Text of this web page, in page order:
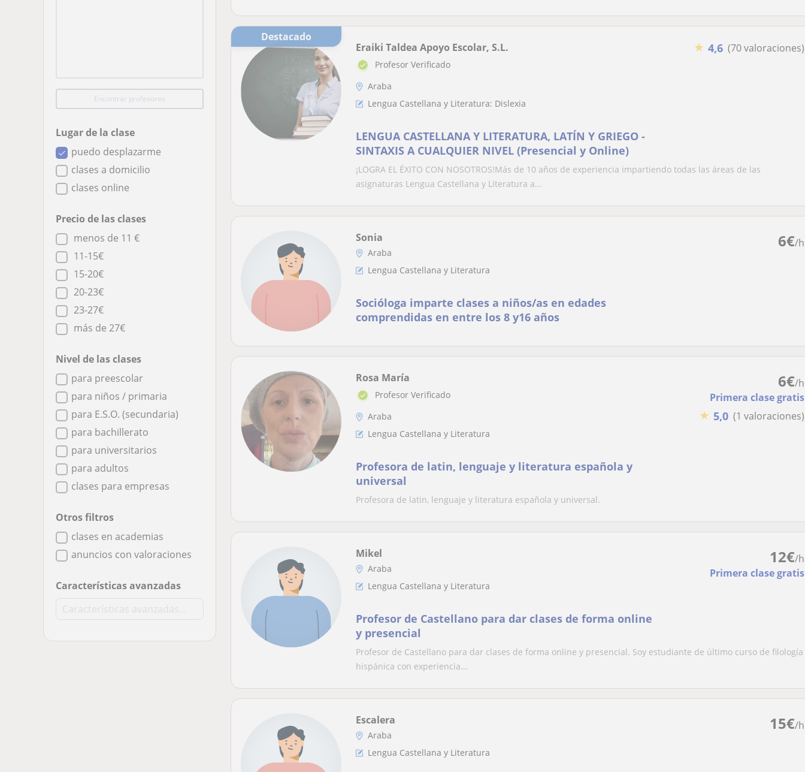
Encontrar profesores
Lugar de la clase
puedo desplazarme
clases a domicilio
clases online
Precio de las clases
menos de 11 €
11-15€
15-20€
20-23€
23-27€
más de 27€
Nivel de las clases
para preescolar
para niños / primaria
para E.S.O. (secundaria)
para bachillerato
para universitarios
para adultos
clases para empresas
Otros filtros
clases en academias
anuncios con valoraciones
Características avanzadas
Destacado
★ 4,6 (70 valoraciones)
Eraiki Taldea Apoyo Escolar, S.L.
Profesor Verificado
Araba
Lengua Castellana y Literatura: Dislexia
LENGUA CASTELLANA Y LITERATURA, LATÍN Y GRIEGO -
SINTAXIS A CUALQUIER NIVEL (Presencial y Online)
¡LOGRA EL ÉXITO CON NOSOTROS!Más de 10 años de experiencia impartiendo todas las áreas de las
asignaturas Lengua Castellana y Literatura a...
6€/h
Sonia
Araba
Lengua Castellana y Literatura
Socióloga imparte clases a niños/as en edades
comprendidas en entre los 8 y16 años
6€/h
Primera clase gratis
★ 5,0 (1 valoraciones)
Rosa María
Profesor Verificado
Araba
Lengua Castellana y Literatura
Profesora de latin, lenguaje y literatura española y
universal
Profesora de latin, lenguaje y literatura española y universal.
12€/h
Primera clase gratis
Mikel
Araba
Lengua Castellana y Literatura
Profesor de Castellano para dar clases de forma online
y presencial
Profesor de Castellano para dar clases de forma online y presencial. Soy estudiante de último curso de filología
hispánica con experiencia...
15€/h
Escalera
Araba
Lengua Castellana y Literatura